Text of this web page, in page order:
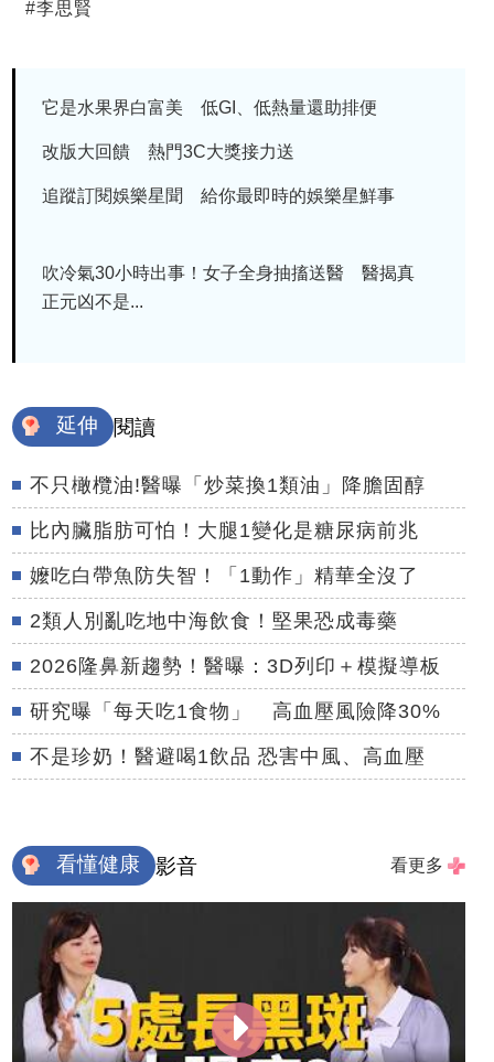
#李思賢
它是水果界白富美 低GI、低熱量還助排便
改版大回饋 熱門3C大獎接力送
追蹤訂閱娛樂星聞 給你最即時的娛樂星鮮事
吹冷氣30小時出事！女子全身抽搐送醫 醫揭真
正元凶不是...
延伸 閱讀
不只橄欖油!醫曝「炒菜換1類油」降膽固醇
比內臟脂肪可怕！大腿1變化是糖尿病前兆
嬤吃白帶魚防失智！「1動作」精華全沒了
2類人別亂吃地中海飲食！堅果恐成毒藥
2026隆鼻新趨勢！醫曝：3D列印＋模擬導板
研究曝「每天吃1食物」 高血壓風險降30%
不是珍奶！醫避喝1飲品 恐害中風、高血壓
看懂健康 影音 看更多